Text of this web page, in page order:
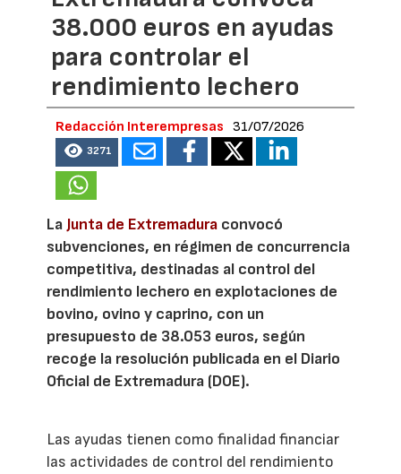
38.000 euros en ayudas
para controlar el
rendimiento lechero
Redacción Interempresas 31/07/2026
3271
LaJunta de Extremadura convocó
subvenciones, en régimen de concurrencia
competitiva, destinadas al control del
rendimiento lechero en explotaciones de
bovino, ovino y caprino, con un
presupuesto de 38.053 euros, según
recoge la resolución publicada en el Diario
Oficial de Extremadura (DOE).
Las ayudas tienen como finalidad financiar
las actividades de control del rendimiento